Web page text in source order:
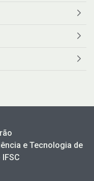
e Tecnologia de